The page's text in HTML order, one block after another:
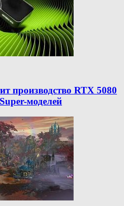
производство RTX 5080
моделей